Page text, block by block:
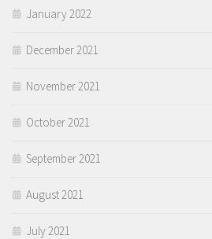
January 2022
December 2021
November 2021
October 2021
September 2021
August 2021
July 2021